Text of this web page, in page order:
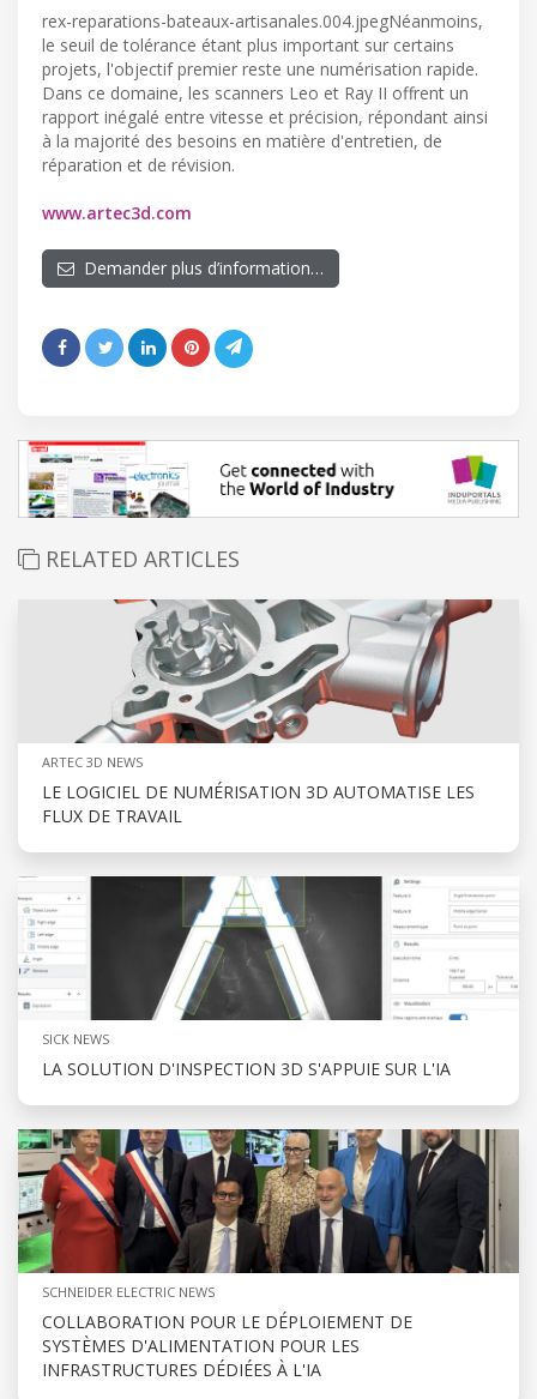
rex-reparations-bateaux-artisanales.004.jpegNéanmoins,
le seuil de tolérance étant plus important sur certains
projets, l'objectif premier reste une numérisation rapide.
Dans ce domaine, les scanners Leo et Ray II offrent un
rapport inégalé entre vitesse et précision, répondant ainsi
à la majorité des besoins en matière d'entretien, de
réparation et de révision.
www.artec3d.com
Demander plus d’information…
RELATED ARTICLES
ARTEC 3D NEWS
LE LOGICIEL DE NUMÉRISATION 3D AUTOMATISE LES
FLUX DE TRAVAIL
SICK NEWS
LA SOLUTION D'INSPECTION 3D S'APPUIE SUR L'IA
SCHNEIDER ELECTRIC NEWS
COLLABORATION POUR LE DÉPLOIEMENT DE
SYSTÈMES D'ALIMENTATION POUR LES
INFRASTRUCTURES DÉDIÉES À L'IA